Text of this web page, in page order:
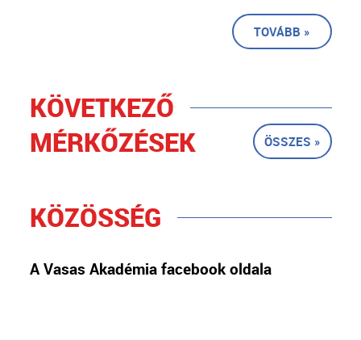
TOVÁBB »
KÖVETKEZŐ
MÉRKŐZÉSEK
ÖSSZES »
KÖZÖSSÉG
A Vasas Akadémia facebook oldala